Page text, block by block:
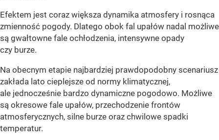
Efektem jest coraz większa dynamika atmosfery i rosnąca
zmienność pogody. Dlatego obok fal upałów nadal możliwe
są gwałtowne fale ochłodzenia, intensywne opady
czy burze.
Na obecnym etapie najbardziej prawdopodobny scenariusz
zakłada lato cieplejsze od normy klimatycznej,
ale jednocześnie bardzo dynamiczne pogodowo. Możliwe
są okresowe fale upałów, przechodzenie frontów
atmosferycznych, silne burze oraz chwilowe spadki
temperatur.